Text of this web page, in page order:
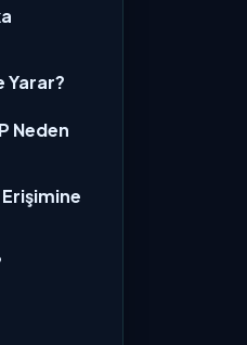
Yarar?
Neden